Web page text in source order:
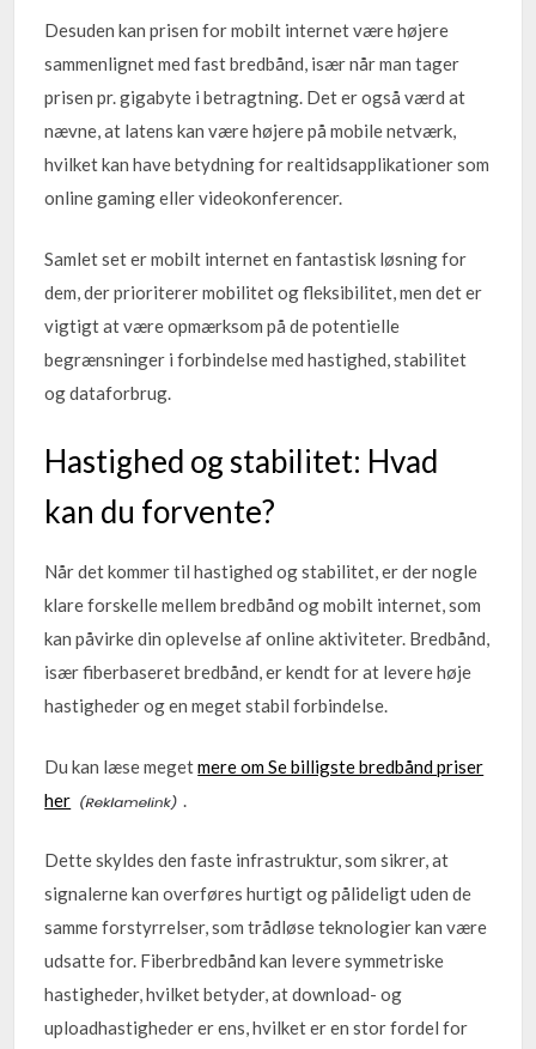
Desuden kan prisen for mobilt internet være højere
sammenlignet med fast bredbånd, især når man tager
prisen pr. gigabyte i betragtning. Det er også værd at
nævne, at latens kan være højere på mobile netværk,
hvilket kan have betydning for realtidsapplikationer som
online gaming eller videokonferencer.
Samlet set er mobilt internet en fantastisk løsning for
dem, der prioriterer mobilitet og fleksibilitet, men det er
vigtigt at være opmærksom på de potentielle
begrænsninger i forbindelse med hastighed, stabilitet
og dataforbrug.
Hastighed og stabilitet: Hvad
kan du forvente?
Når det kommer til hastighed og stabilitet, er der nogle
klare forskelle mellem bredbånd og mobilt internet, som
kan påvirke din oplevelse af online aktiviteter. Bredbånd,
især fiberbaseret bredbånd, er kendt for at levere høje
hastigheder og en meget stabil forbindelse.
Du kan læse megetmere om Se billigste bredbånd priser
her
.
Dette skyldes den faste infrastruktur, som sikrer, at
signalerne kan overføres hurtigt og pålideligt uden de
samme forstyrrelser, som trådløse teknologier kan være
udsatte for. Fiberbredbånd kan levere symmetriske
hastigheder, hvilket betyder, at download- og
uploadhastigheder er ens, hvilket er en stor fordel for